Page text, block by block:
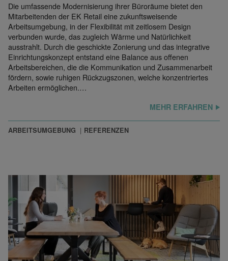
Die umfassende Modernisierung ihrer Büroräume bietet den
Mitarbeitenden der EK Retail eine zukunftsweisende
Arbeitsumgebung, in der Flexibilität mit zeitlosem Design
verbunden wurde, das zugleich Wärme und Natürlichkeit
ausstrahlt. Durch die geschickte Zonierung und das integrative
Einrichtungskonzept entstand eine Balance aus offenen
Arbeitsbereichen, die die Kommunikation und Zusammenarbeit
fördern, sowie ruhigen Rückzugszonen, welche konzentriertes
Arbeiten ermöglichen.…
MEHR ERFAHREN
ARBEITSUMGEBUNG REFERENZEN